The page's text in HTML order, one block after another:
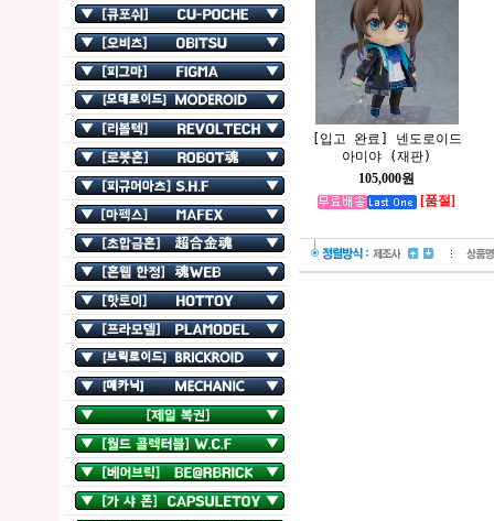
[입고 완료] 넨도로이드
아미야 (재판)
105,000원
[품절]